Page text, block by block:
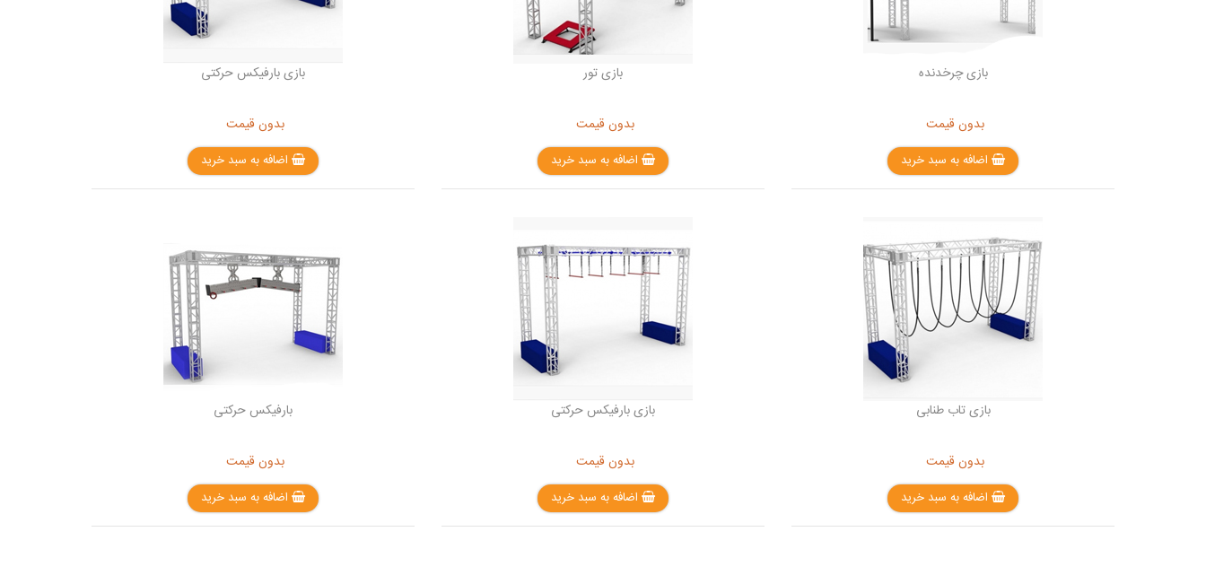
بازی چرخدنده
بدون قیمت
اضافه به سبد خرید
بازی تور
بدون قیمت
اضافه به سبد خرید
بازی بارفیکس حرکتی
بدون قیمت
اضافه به سبد خرید
بازی تاب طنابی
بدون قیمت
اضافه به سبد خرید
بازی بارفیکس حرکتی
بدون قیمت
اضافه به سبد خرید
بارفیکس حرکتی
بدون قیمت
اضافه به سبد خرید